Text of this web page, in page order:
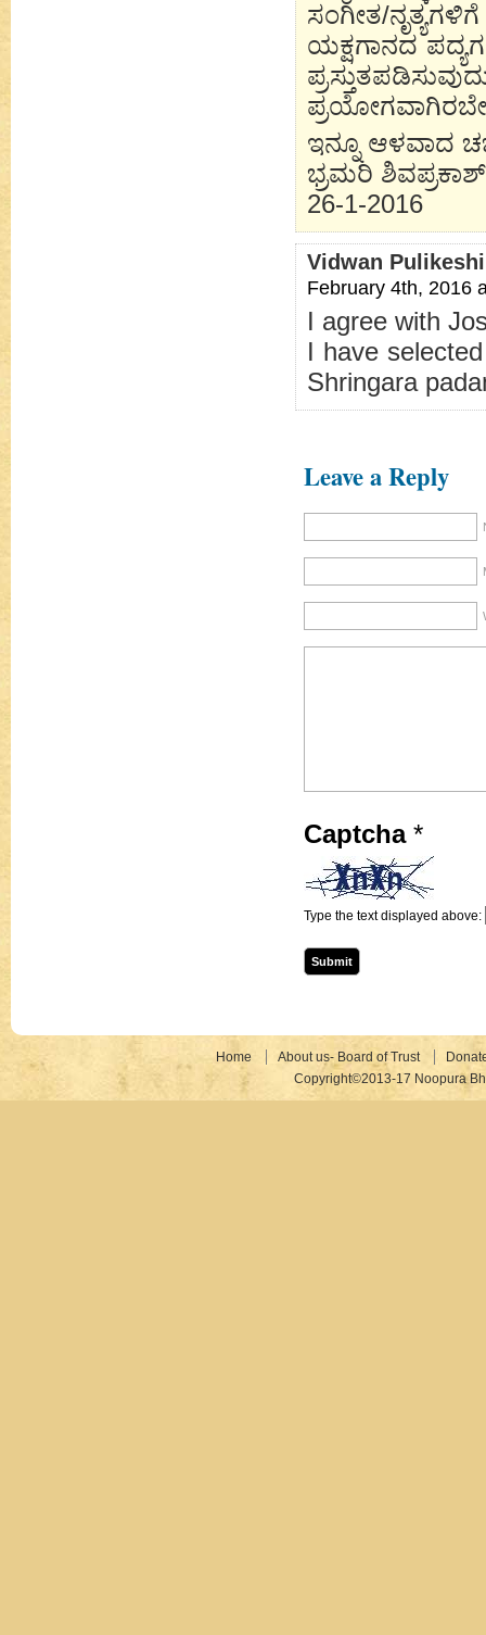
ಸಂಗೀತ/
ಯಕ್ಷಗಾನದ
ಇನ್ನೂ ಆಳವಾದ
ಭ್ರಮರಿ ಶಿವಪ್ರಕಾಶ್
26-1-2016
Vidwan
February 4th, 2016
I agree with
I have
Shringara
Leave a Reply
Captcha *
Type the text displayed above:
Home About us- Board of Trust
Copyright©2013-17 Noopura